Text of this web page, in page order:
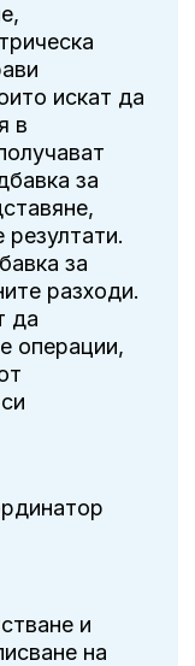
искат да
в
за
за
разходи.
да
операции,
и
на